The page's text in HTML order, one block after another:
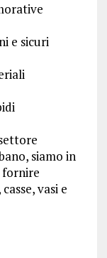
e sicuri
siamo in
fornire
vasi e